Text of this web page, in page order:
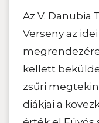
Az V. Danubia
Verseny az
kellett
zsűri
diákjai a